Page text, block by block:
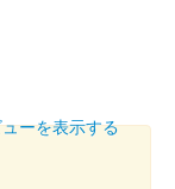
ーを表示する